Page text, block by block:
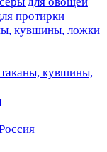
протирки
кувшины, ложки
кувшины,